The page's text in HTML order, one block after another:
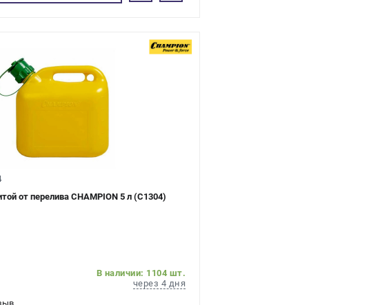
от перелива CHAMPION 5 л (C1304)
В наличии: 1104 шт.
через 4 дня